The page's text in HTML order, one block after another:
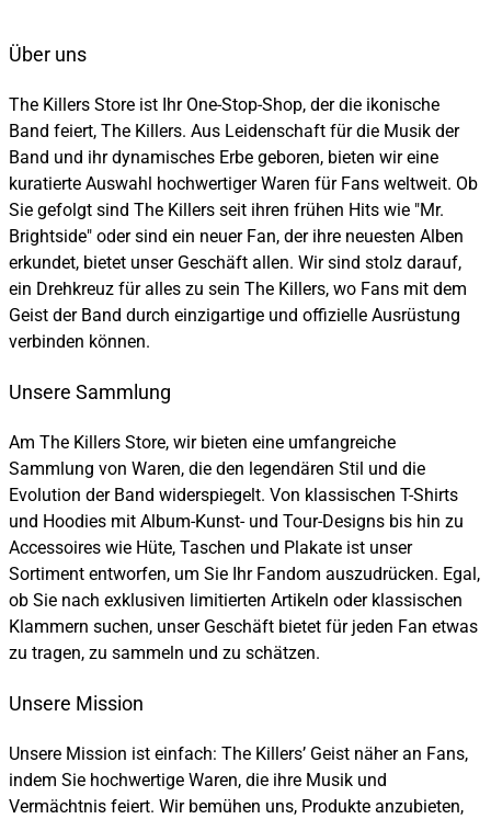
Über uns
The Killers Store ist Ihr One-Stop-Shop, der die ikonische
Band feiert, The Killers. Aus Leidenschaft für die Musik der
Band und ihr dynamisches Erbe geboren, bieten wir eine
kuratierte Auswahl hochwertiger Waren für Fans weltweit. Ob
Sie gefolgt sind The Killers seit ihren frühen Hits wie "Mr.
Brightside" oder sind ein neuer Fan, der ihre neuesten Alben
erkundet, bietet unser Geschäft allen. Wir sind stolz darauf,
ein Drehkreuz für alles zu sein The Killers, wo Fans mit dem
Geist der Band durch einzigartige und offizielle Ausrüstung
verbinden können.
Unsere Sammlung
Am The Killers Store, wir bieten eine umfangreiche
Sammlung von Waren, die den legendären Stil und die
Evolution der Band widerspiegelt. Von klassischen T-Shirts
und Hoodies mit Album-Kunst- und Tour-Designs bis hin zu
Accessoires wie Hüte, Taschen und Plakate ist unser
Sortiment entworfen, um Sie Ihr Fandom auszudrücken. Egal,
ob Sie nach exklusiven limitierten Artikeln oder klassischen
Klammern suchen, unser Geschäft bietet für jeden Fan etwas
zu tragen, zu sammeln und zu schätzen.
Unsere Mission
Unsere Mission ist einfach: The Killers’ Geist näher an Fans,
indem Sie hochwertige Waren, die ihre Musik und
Vermächtnis feiert. Wir bemühen uns, Produkte anzubieten,